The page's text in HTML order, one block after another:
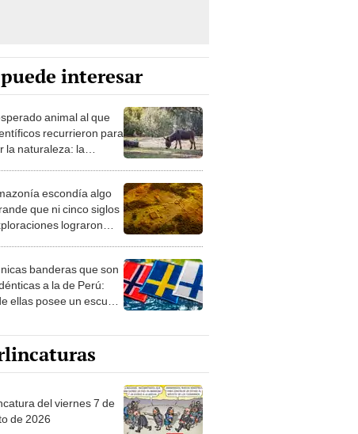
interesar
animal al que
recurrieron para
la naturaleza: la
está convirtiendo el
en un paisaje con
escondía algo
que ni cinco siglos
lograron
el hallazgo
cambiar todo lo que se
sobre su pasado
banderas que son
a la de Perú:
ellas posee un escudo
del viernes 7 de
de 2026